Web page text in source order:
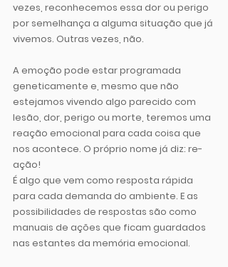
vezes, reconhecemos essa dor ou perigo
por semelhança a alguma situação que já
vivemos. Outras vezes, não.
A emoção pode estar programada
geneticamente e, mesmo que não
estejamos vivendo algo parecido com
lesão, dor, perigo ou morte, teremos uma
reação emocional para cada coisa que
nos acontece. O próprio nome já diz: re-
ação!
É algo que vem como resposta rápida
para cada demanda do ambiente. E as
possibilidades de respostas são como
manuais de ações que ficam guardados
nas estantes da memória emocional.